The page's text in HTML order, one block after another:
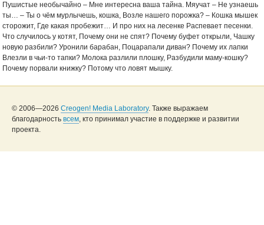
Пушистые необычайно – Мне интересна ваша тайна. Мяучат – Не узнаешь
ты… – Ты о чём мурлычешь, кошка, Возле нашего порожка? – Кошка мышек
сторожит, Где какая пробежит… И про них на лесенке Распевает песенки.
Что случилось у котят, Почему они не спят? Почему буфет открыли, Чашку
новую разбили? Уронили барабан, Поцарапали диван? Почему их лапки
Влезли в чьи-то тапки? Молока разлили плошку, Разбудили маму-кошку?
Почему порвали книжку? Потому что ловят мышку.
© 2006—2026 Creogen! Media Laboratory. Также выражаем
благодарность всем, кто принимал участие в поддержке и развитии
проекта.